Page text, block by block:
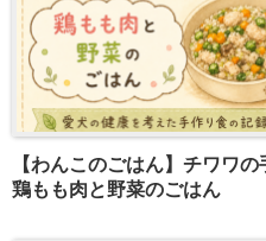
【わんこのごはん】チワワの
鶏もも肉と野菜のごはん